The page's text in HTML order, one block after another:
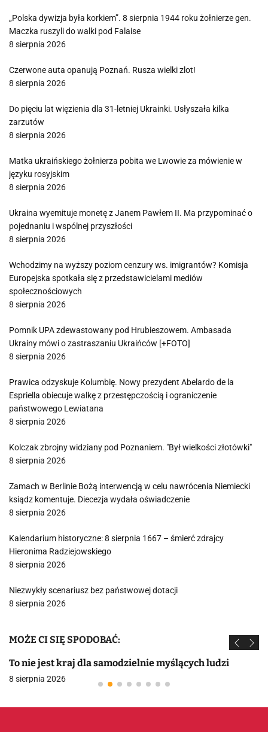
„Polska dywizja była korkiem”. 8 sierpnia 1944 roku żołnierze gen.
Maczka ruszyli do walki pod Falaise
8 sierpnia 2026
Czerwone auta opanują Poznań. Rusza wielki zlot!
8 sierpnia 2026
Do pięciu lat więzienia dla 31-letniej Ukrainki. Usłyszała kilka
zarzutów
8 sierpnia 2026
Matka ukraińskiego żołnierza pobita we Lwowie za mówienie w
języku rosyjskim
8 sierpnia 2026
Ukraina wyemituje monetę z Janem Pawłem II. Ma przypominać o
pojednaniu i wspólnej przyszłości
8 sierpnia 2026
Wchodzimy na wyższy poziom cenzury ws. imigrantów? Komisja
Europejska spotkała się z przedstawicielami mediów
społecznościowych
8 sierpnia 2026
Pomnik UPA zdewastowany pod Hrubieszowem. Ambasada
Ukrainy mówi o zastraszaniu Ukraińców [+FOTO]
8 sierpnia 2026
Prawica odzyskuje Kolumbię. Nowy prezydent Abelardo de la
Espriella obiecuje walkę z przestępczością i ograniczenie
państwowego Lewiatana
8 sierpnia 2026
Kolczak zbrojny widziany pod Poznaniem. "Był wielkości złotówki"
8 sierpnia 2026
Zamach w Berlinie Bożą interwencją w celu nawrócenia Niemiecki
ksiądz komentuje. Diecezja wydała oświadczenie
8 sierpnia 2026
Kalendarium historyczne: 8 sierpnia 1667 – śmierć zdrajcy
Hieronima Radziejowskiego
8 sierpnia 2026
Niezwykły scenariusz bez państwowej dotacji
8 sierpnia 2026
MOŻE CI SIĘ SPODOBAĆ:
To nie jest kraj dla samodzielnie myślących ludzi
8 sierpnia 2026